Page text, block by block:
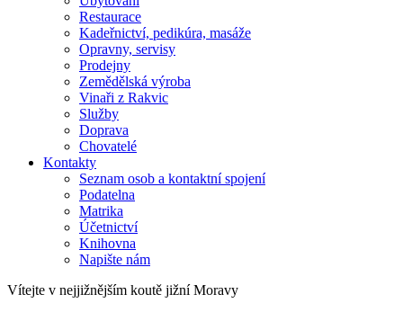
Restaurace
Kadeřnictví, pedikúra, masáže
Opravny, servisy
Prodejny
Zemědělská výroba
Vinaři z Rakvic
Služby
Doprava
Chovatelé
Kontakty
Seznam osob a kontaktní spojení
Podatelna
Matrika
Účetnictví
Knihovna
Napište nám
Vítejte v nejjižnějším koutě jižní Moravy